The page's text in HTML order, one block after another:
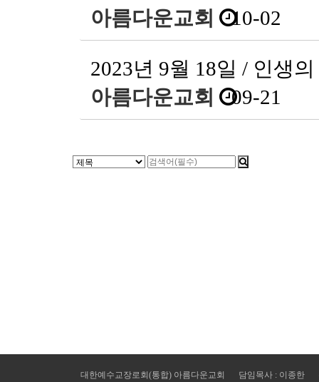
대한예수교장로회(통합) 아름다운교회 담임목사 : 이종한